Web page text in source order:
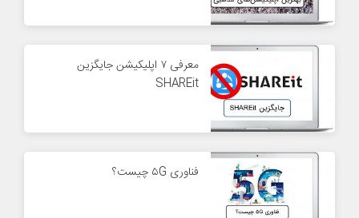
معرفی ۷ اپلیکیشن جایگزین
SHAREit
فناوری ۵G چیست؟